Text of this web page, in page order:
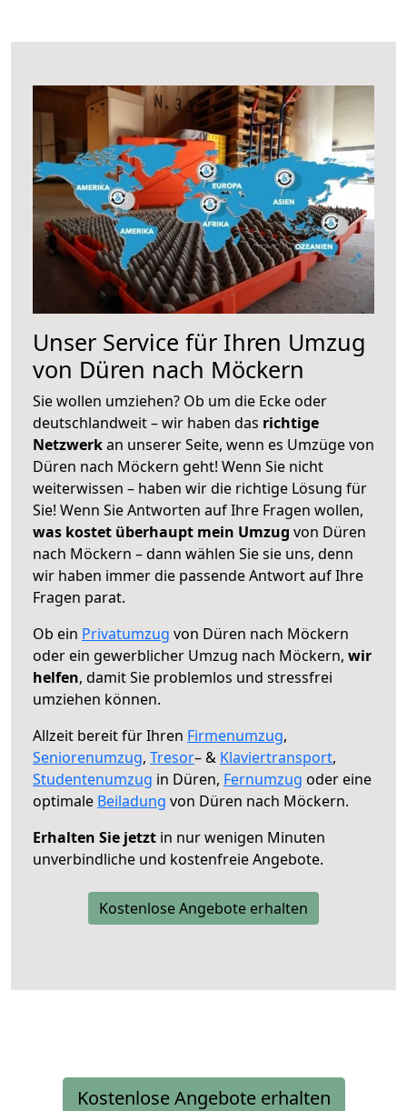
Unser Service für Ihren Umzug
von Düren nach Möckern
Sie wollen umziehen? Ob um die Ecke oder
deutschlandweit – wir haben das richtige
Netzwerkan unserer Seite, wenn es Umzüge von
Düren nach Möckern geht! Wenn Sie nicht
weiterwissen – haben wir die richtige Lösung für
Sie! Wenn Sie Antworten auf Ihre Fragen wollen,
was kostet überhaupt mein Umzug von Düren
nach Möckern – dann wählen Sie sie uns, denn
wir haben immer die passende Antwort auf Ihre
Fragen parat.
Ob ein Privatumzug von Düren nach Möckern
oder ein gewerblicher Umzug nach Möckern, wir
helfen, damit Sie problemlos und stressfrei
umziehen können.
Allzeit bereit für Ihren Firmenumzug,
Seniorenumzug, Tresor– & Klaviertransport,
Studentenumzug in Düren, Fernumzug oder eine
optimale Beiladung von Düren nach Möckern.
Erhalten Sie jetzt in nur wenigen Minuten
unverbindliche und kostenfreie Angebote.
Kostenlose Angebote erhalten
Kostenlose Angebote erhalten